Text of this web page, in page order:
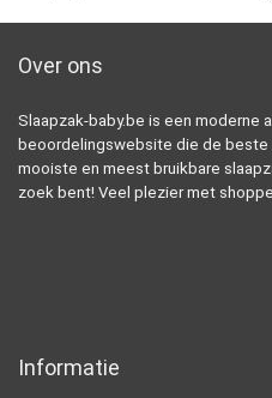
Over ons
Slaapzak-baby.be is een moderne
beoordelingswebsite die de beste
mooiste en meest bruikbare
zoek bent! Veel plezier met
Informatie